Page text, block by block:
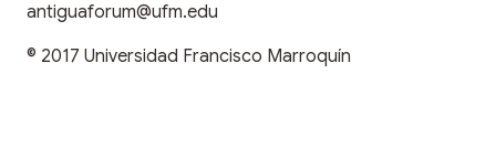
antiguaforum@ufm.edu
© 2017 Universidad Francisco Marroquín